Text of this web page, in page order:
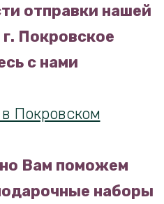
отправки нашей
Покровское
с нами
Вам поможем
наборы